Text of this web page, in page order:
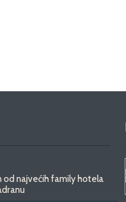
najvećih family hotela